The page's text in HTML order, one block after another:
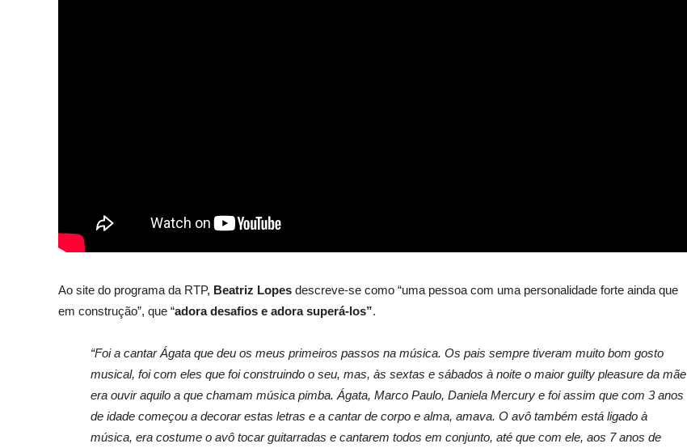
Ao site do programa da RTP, Beatriz Lopes descreve-se como “uma pessoa com uma personalidade forte ainda que
em construção”, que “adora desafios e adora superá-los”.
“Foi a cantar Ágata que deu os meus primeiros passos na música. Os pais sempre tiveram muito bom gosto
musical, foi com eles que foi construindo o seu, mas, às sextas e sábados à noite o maior guilty pleasure da mãe
era ouvir aquilo a que chamam música pimba. Ágata, Marco Paulo, Daniela Mercury e foi assim que com 3 anos
de idade começou a decorar estas letras e a cantar de corpo e alma, amava. O avô também está ligado à
música, era costume o avô tocar guitarradas e cantarem todos em conjunto, até que com ele, aos 7 anos de